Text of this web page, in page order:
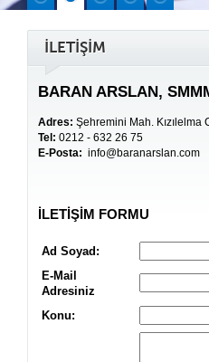
İLETİŞİM
BARAN ARSLAN,
Adres: Şehremini Mah. Kızılelma
Tel: 0212 - 632 26 75
E-Posta: info@baranarslan.com
İLETİŞİM FORMU
Ad Soyad:
E-Mail
Adresiniz
Konu: